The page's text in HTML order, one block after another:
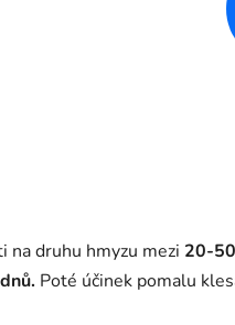
na druhu hmyzu mezi 20-
Poté účinek pomalu